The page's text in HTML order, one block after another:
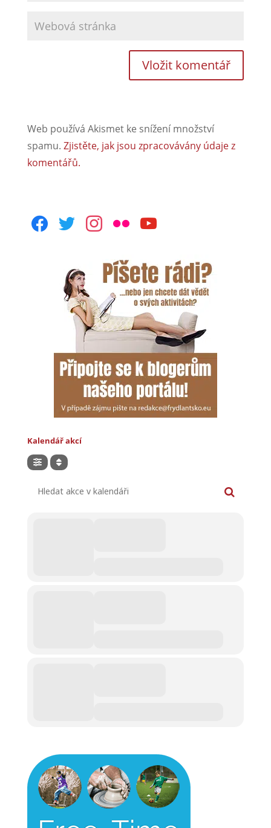
Web používá Akismet ke snížení množství
spamu. Zjistěte, jak jsou zpracovávány údaje z
komentářů.
facebooktwitterinstagram
flickr youtube
Kalendář akcí